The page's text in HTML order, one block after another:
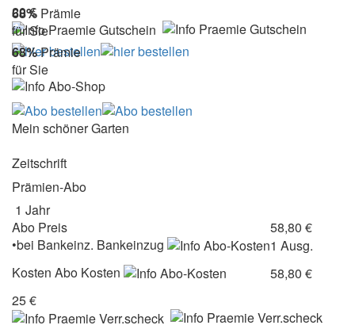
68% Prämie
für Sie
20 €
68%Prämie
für Sie
Mein schöner Garten
Zeitschrift
Prämien-Abo
1 Jahr
Abo Preis
58,80 €
•bei Bankeinz. Bankeinzug
1 Ausg.
Kosten Abo Kosten
58,80 €
25 €